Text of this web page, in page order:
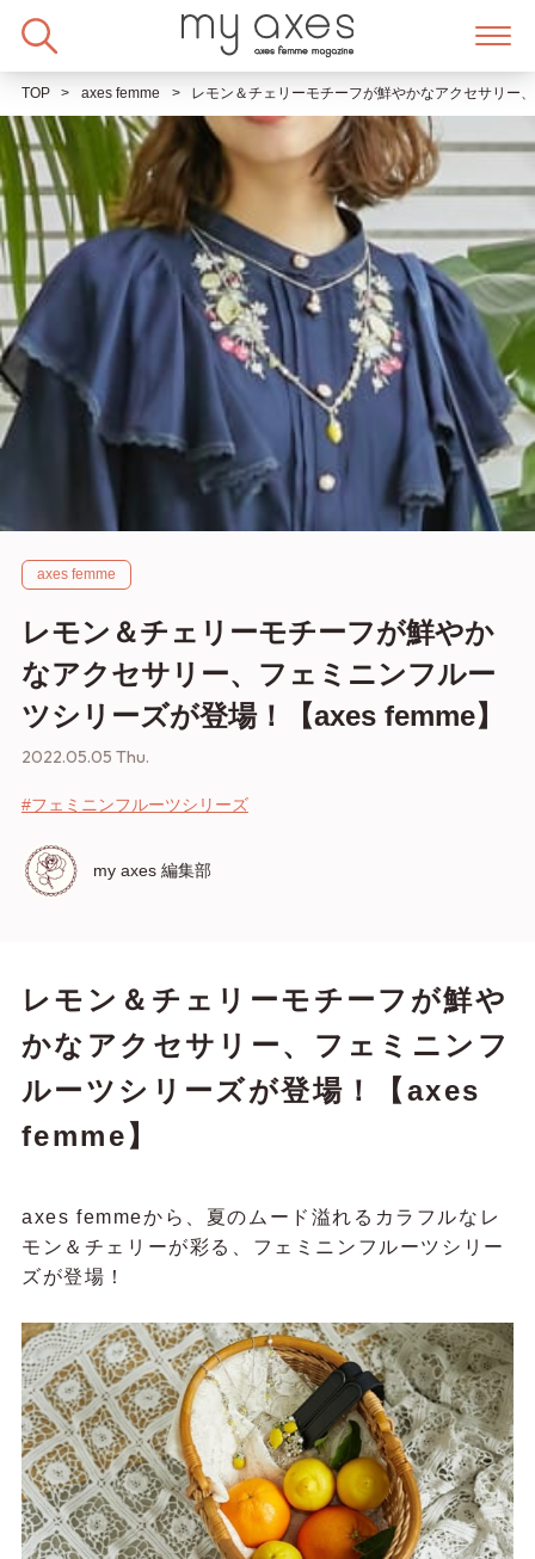
TOP axes femme レモン＆チェリーモチーフが鮮やかなアクセサリー
axes femme
レモン＆チェリーモチーフが鮮やか
なアクセサリー、フェミニンフルー
ツシリーズが登場！【axes femme】
2022.05.05 Thu.
#フェミニンフルーツシリーズ
my axes 編集部
レモン＆チェリーモチーフが鮮や
かなアクセサリー、フェミニンフ
ルーツシリーズが登場！【axes
femme】
axes femmeから、夏のムード溢れるカラフルなレ
モン＆チェリーが彩る、フェミニンフルーツシリー
ズが登場！